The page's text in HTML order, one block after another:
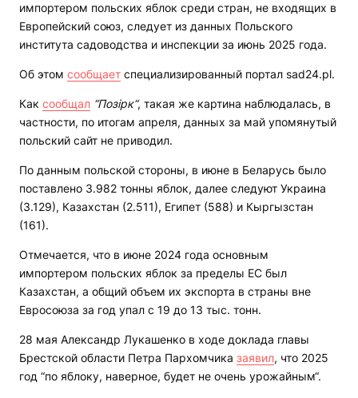
импортером польских яблок среди стран, не входящих в
Европейский союз, следует из данных Польского
института садоводства и инспекции за июнь 2025 года.
Об этом сообщает специализированный портал sad24.pl.
Как сообщал “Позірк“, такая же картина наблюдалась, в
частности, по итогам апреля, данных за май упомянутый
польский сайт не приводил.
По данным польской стороны, в июне в Беларусь было
поставлено 3.982 тонны яблок, далее следуют Украина
(3.129), Казахстан (2.511), Египет (588) и Кыргызстан
(161).
Отмечается, что в июне 2024 года основным
импортером польских яблок за пределы ЕС был
Казахстан, а общий объем их экспорта в страны вне
Евросоюза за год упал с 19 до 13 тыс. тонн.
28 мая Александр Лукашенко в ходе доклада главы
Брестской области Петра Пархомчика заявил, что 2025
год “по яблоку, наверное, будет не очень урожайным“.